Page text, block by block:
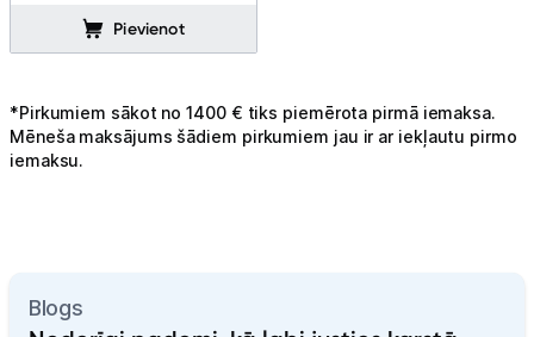
Pievienot
*Pirkumiem sākot no 1400 € tiks piemērota pirmā iemaksa.
Mēneša maksājums šādiem pirkumiem jau ir ar iekļautu pirmo
iemaksu.
Blogs